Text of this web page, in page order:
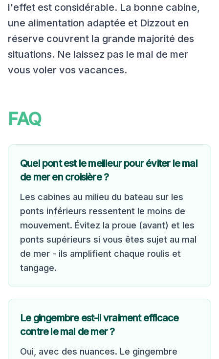
l'effet est considérable. La bonne cabine,
une alimentation adaptée et Dizzout en
réserve couvrent la grande majorité des
situations. Ne laissez pas le mal de mer
vous voler vos vacances.
FAQ
Quel pont est le meilleur pour éviter le mal
de mer en croisière ?
Les cabines au milieu du bateau sur les
ponts inférieurs ressentent le moins de
mouvement. Évitez la proue (avant) et les
ponts supérieurs si vous êtes sujet au mal
de mer - ils amplifient chaque roulis et
tangage.
Le gingembre est-il vraiment efficace
contre le mal de mer ?
Oui, avec des nuances. Le gingembre